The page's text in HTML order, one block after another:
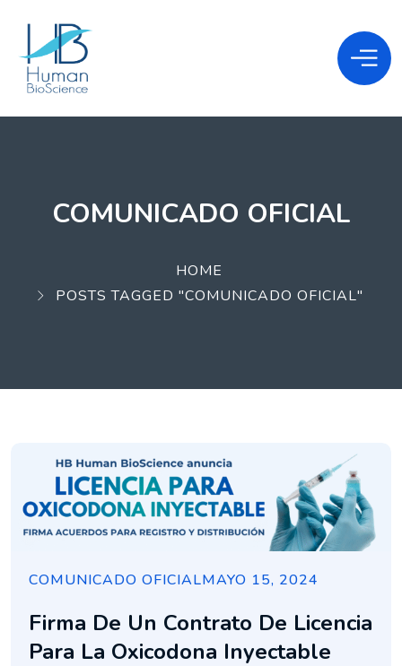
COMUNICADO OFICIAL
HOME
POSTS TAGGED "COMUNICADO OFICIAL"
COMUNICADO OFICIALMAYO 15, 2024
Firma De Un Contrato De Licencia
Para La Oxicodona Inyectable